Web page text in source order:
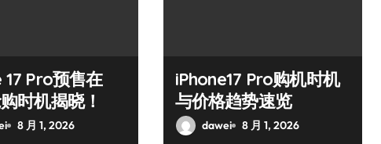
17 Pro预售在
时机揭晓！
8 月 1, 2026
iPhone17 Pro购机时机
与价格趋势速览
dawei 8 月 1, 2026